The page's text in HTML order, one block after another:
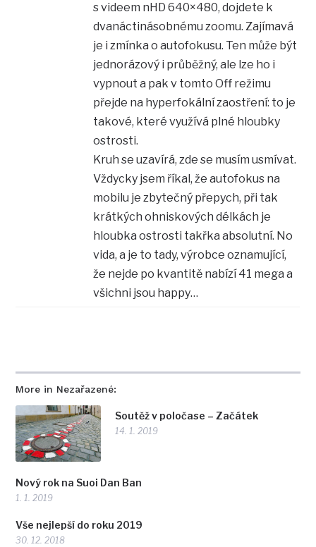
More in Nezařazené:
Soutěž v poločase – Začátek
14. 1. 2019
Nový rok na Suoi Dan Ban
1. 1. 2019
Vše nejlepší do roku 2019
30. 12. 2018
s videem nHD 640×480, dojdete k
dvanáctinásobnému zoomu. Zajímavá
je i zmínka o autofokusu. Ten může být
jednorázový i průběžný, ale lze ho i
vypnout a pak v tomto Off režimu
přejde na hyperfokální zaostření: to je
takové, které využívá plné hloubky
ostrosti.
Kruh se uzavírá, zde se musím usmívat.
Vždycky jsem říkal, že autofokus na
mobilu je zbytečný přepych, při tak
krátkých ohniskových délkách je
hloubka ostrosti takřka absolutní. No
vida, a je to tady, výrobce oznamující,
že nejde po kvantitě nabízí 41 mega a
všichni jsou happy…